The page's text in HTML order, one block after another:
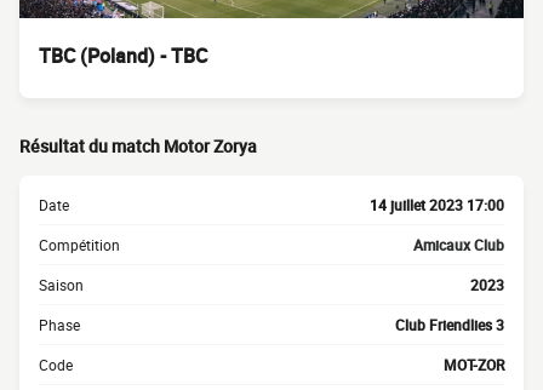
TBC (Poland) - TBC
Résultat du match Motor Zorya
Date 14 juillet 2023 17:00
Compétition Amicaux Club
Saison 2023
Phase Club Friendlies 3
Code MOT-ZOR